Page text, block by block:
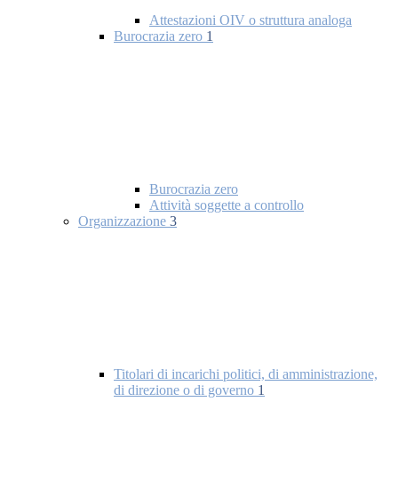
Attestazioni OIV o struttura analoga
Burocrazia zero 1
Burocrazia zero
Attività soggette a controllo
Organizzazione 3
Titolari di incarichi politici, di amministrazione,
di direzione o di governo 1